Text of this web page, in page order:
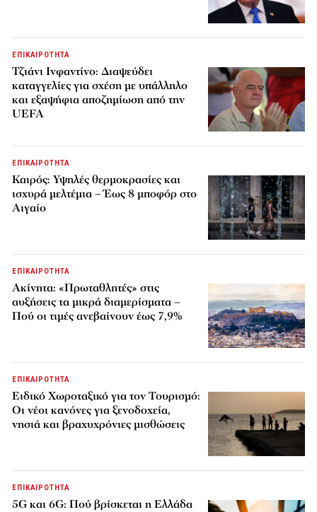
ΕΠΙΚΑΙΡΟΤΗΤΑ
Τζιάνι Ινφαντίνο: Διαψεύδει
καταγγελίες για σχέση με υπάλληλο
και εξαψήφια αποζημίωση από την
UEFA
ΕΠΙΚΑΙΡΟΤΗΤΑ
Καιρός: Υψηλές θερμοκρασίες και
ισχυρά μελτέμια – Έως 8 μποφόρ στο
Αιγαίο
ΕΠΙΚΑΙΡΟΤΗΤΑ
Ακίνητα: «Πρωταθλητές» στις
αυξήσεις τα μικρά διαμερίσματα –
Πού οι τιμές ανεβαίνουν έως 7,9%
ΕΠΙΚΑΙΡΟΤΗΤΑ
Ειδικό Χωροταξικό για τον Τουρισμό:
Οι νέοι κανόνες για ξενοδοχεία,
νησιά και βραχυχρόνιες μισθώσεις
ΕΠΙΚΑΙΡΟΤΗΤΑ
5G και 6G: Πού βρίσκεται η Ελλάδα